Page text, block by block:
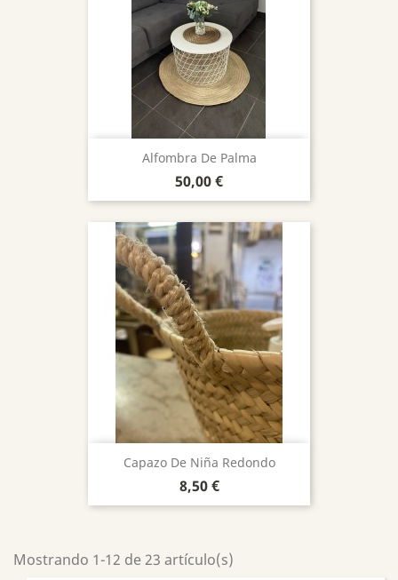
Alfombra De Palma
Precio
50,00 €
Capazo De Niña Redondo
Precio
8,50 €
Mostrando 1-12 de 23 artículo(s)